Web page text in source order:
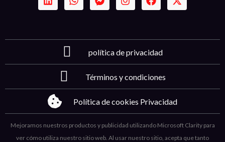
política de privacidad
Términos y condiciones
Política de cookies Privacidad
Mejoramos nuestros productos y publicidad utilizando Microsoft Clarity para
ver cómo utiliza nuestro sitio web. Al usar nuestro sitio, acepta que tanto